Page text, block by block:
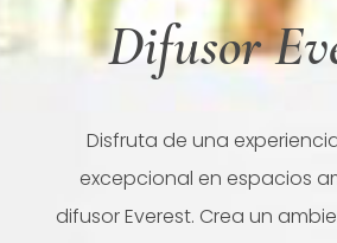
Difusor
Disfruta de una
excepcional en espacios
difusor Everest. Crea un